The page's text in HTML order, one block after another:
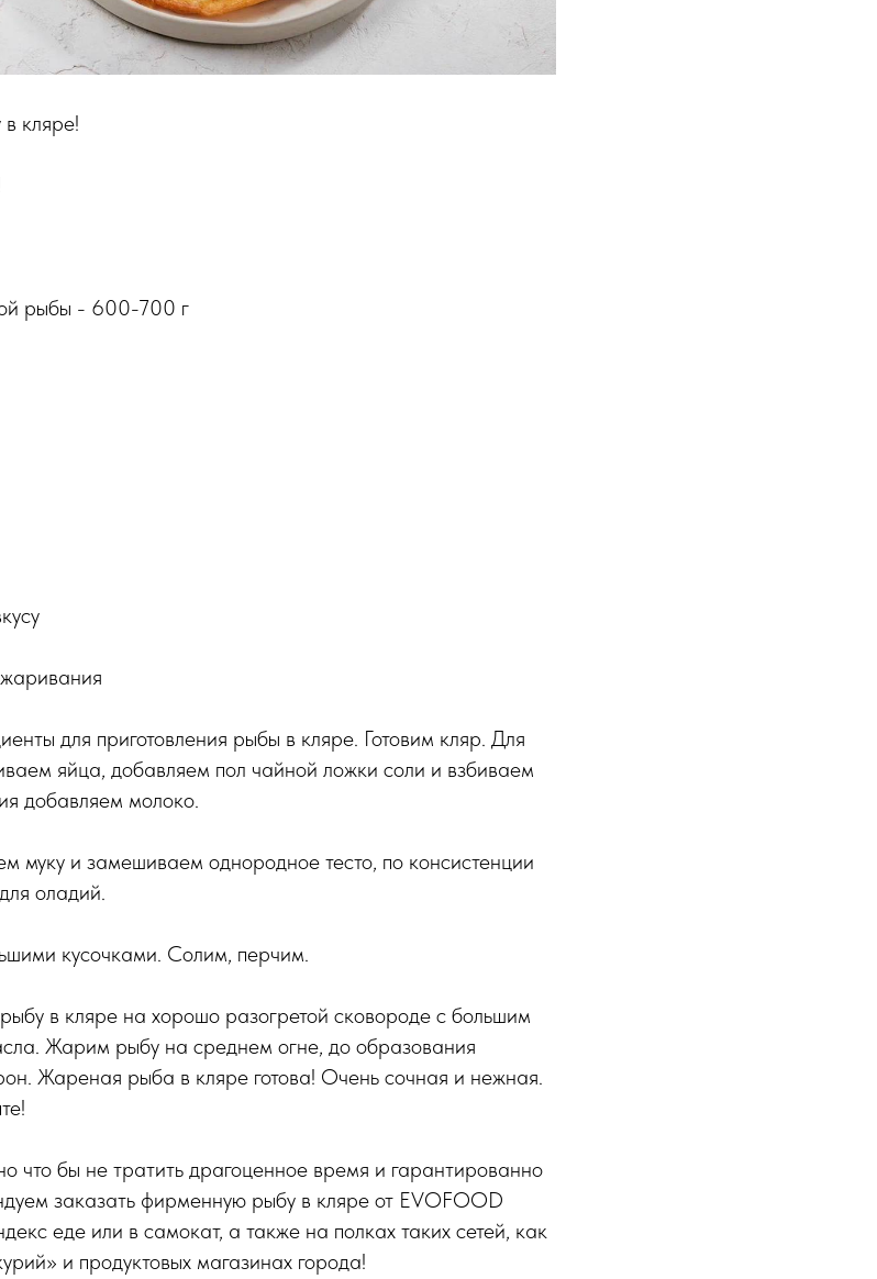
кляре!
рыбы - 600-700 г
для приготовления рыбы в кляре. Готовим кляр. Для
яйца, добавляем пол чайной ложки соли и взбиваем
добавляем молоко.
муку и замешиваем однородное тесто, по консистенции
оладий.
кусочками. Солим, перчим.
в кляре на хорошо разогретой сковороде с большим
Жарим рыбу на среднем огне, до образования
Жареная рыба в кляре готова! Очень сочная и нежная.
что бы не тратить драгоценное время и гарантированно
заказать фирменную рыбу в кляре от EVOFOOD
еде или в самокат, а также на полках таких сетей, как
и продуктовых магазинах города!